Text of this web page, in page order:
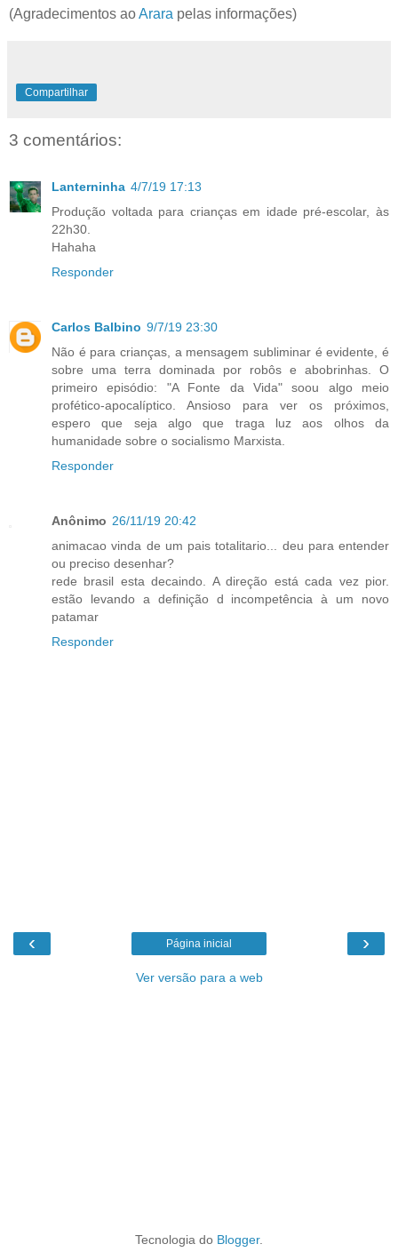
(Agradecimentos aoArara pelas informações)
Compartilhar
3 comentários:
Lanterninha 4/7/19 17:13
Produção voltada para crianças em idade pré-escolar, às
22h30.
Hahaha
Responder
Carlos Balbino 9/7/19 23:30
Não é para crianças, a mensagem subliminar é evidente, é
sobre uma terra dominada por robôs e abobrinhas. O
primeiro episódio: "A Fonte da Vida" soou algo meio
profético-apocalíptico. Ansioso para ver os próximos,
espero que seja algo que traga luz aos olhos da
humanidade sobre o socialismo Marxista.
Responder
Anônimo 26/11/19 20:42
animacao vinda de um pais totalitario... deu para entender
ou preciso desenhar?
rede brasil esta decaindo. A direção está cada vez pior.
estão levando a definição d incompetência à um novo
patamar
Responder
‹ ›
Página inicial
Ver versão para a web
Tecnologia do Blogger.